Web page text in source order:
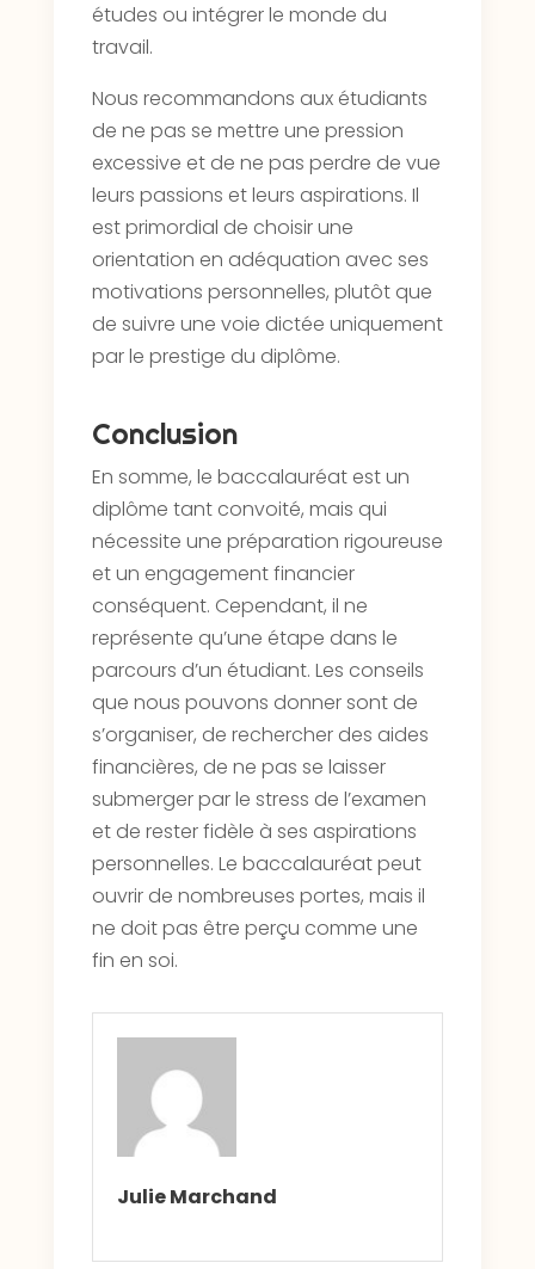
études ou intégrer le monde du
travail.
Nous recommandons aux étudiants
de ne pas se mettre une pression
excessive et de ne pas perdre de vue
leurs passions et leurs aspirations. Il
est primordial de choisir une
orientation en adéquation avec ses
motivations personnelles, plutôt que
de suivre une voie dictée uniquement
par le prestige du diplôme.
Conclusion
En somme, le baccalauréat est un
diplôme tant convoité, mais qui
nécessite une préparation rigoureuse
et un engagement financier
conséquent. Cependant, il ne
représente qu’une étape dans le
parcours d’un étudiant. Les conseils
que nous pouvons donner sont de
s’organiser, de rechercher des aides
financières, de ne pas se laisser
submerger par le stress de l’examen
et de rester fidèle à ses aspirations
personnelles. Le baccalauréat peut
ouvrir de nombreuses portes, mais il
ne doit pas être perçu comme une
fin en soi.
Julie Marchand